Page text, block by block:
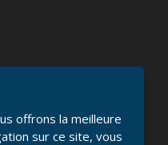
offrons la meilleure
sur ce site, vous